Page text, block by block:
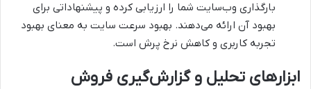
بارگذاری وب‌سایت شما را ارزیابی کرده و پیشنهاداتی برای
بهبود آن ارائه می‌دهند. بهبود سرعت سایت به معنای بهبود
تجربه کاربری و کاهش نرخ پرش است.
ابزارهای تحلیل و گزارش‌گیری فروش